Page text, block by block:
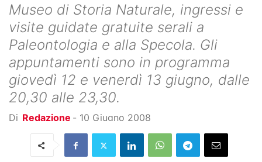
Museo di Storia Naturale, ingressi e
visite guidate gratuite serali a
Paleontologia e alla Specola. Gli
appuntamenti sono in programma
giovedì 12 e venerdì 13 giugno, dalle
20,30 alle 23,30.
Di Redazione - 10 Giugno 2008